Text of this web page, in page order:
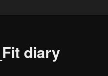
diary